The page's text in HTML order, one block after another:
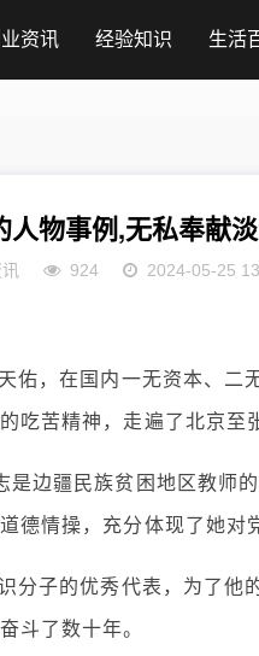
资讯 经验知识 生活
物事例,无私奉献
924 2024-05-25
佑，在国内一无资本、二
吃苦精神，走遍了北京至
边疆民族贫困地区教师
德情操，充分体现了她对
子的优秀代表，为了他
斗了数十年。